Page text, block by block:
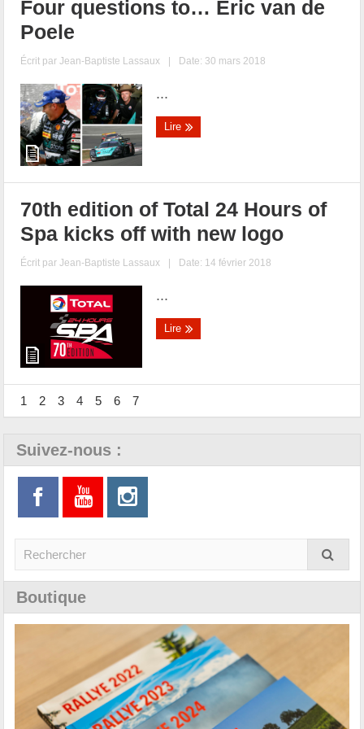
Four questions to… Eric van de
Poele
Écrit parJean-Baptiste Lassaux | Date: 30 mars 2018
...
Lire
70th edition of Total 24 Hours of
Spa kicks off with new logo
Écrit parJean-Baptiste Lassaux | Date: 14 février 2018
...
Lire
1 2 3 4 5 6 7
Suivez-nous :
Boutique